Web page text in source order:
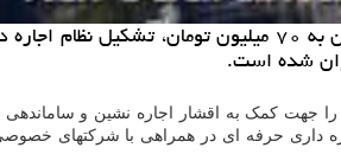
به گزارش کار و درآمد افزایش سقف تسهیلات کمک
شده است.
را جهت کمک به اقشار اجاره نشین و
اجاره داری حرفه ای در همراهی با